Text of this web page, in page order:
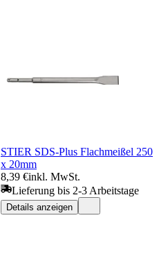
STIER SDS-Plus Flachmeißel 250
x 20mm
8,39 €inkl. MwSt.
Lieferung bis 2-3 Arbeitstage
Details anzeigen